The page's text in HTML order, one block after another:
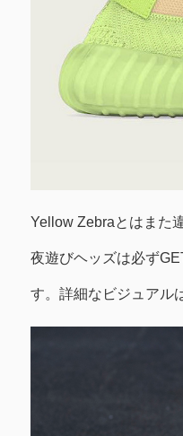
Yellow Zebraとはまた
夜遊びヘッズは必ず
す。詳細なビジュアル